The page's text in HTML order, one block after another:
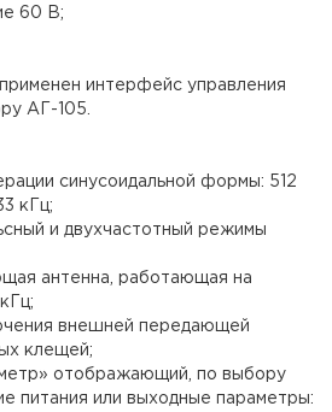
60 В;
интерфейс управления
АГ-105.
синусоидальной формы: 512
кГц;
и двухчастотный режимы
антенна, работающая на
внешней передающей
клещей;
отображающий, по выбору
питания или выходные параметры: